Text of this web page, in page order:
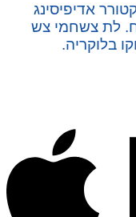
אדיפיסינג
לת צשחמי צש
בלוקריה.